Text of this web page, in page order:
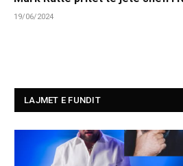
19/06/2024
LAJMET E FUNDIT